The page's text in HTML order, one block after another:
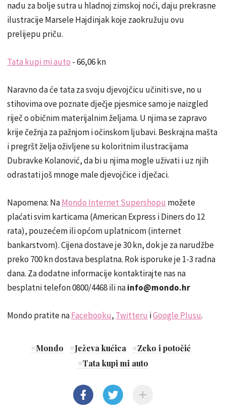
nadu za bolje sutra u hladnoj zimskoj noći, daju prekrasne
ilustracije Marsele Hajdinjak koje zaokružuju ovu
prelijepu priču.
Tata kupi mi auto - 66,06 kn
Naravno da će tata za svoju djevojčicu učiniti sve, no u
stihovima ove poznate dječje pjesmice samo je naizgled
riječ o običnim materijalnim željama. U njima se zapravo
krije čežnja za pažnjom i očinskom ljubavi. Beskrajna mašta
i pregršt želja oživljene su koloritnim ilustracijama
Dubravke Kolanović, da bi u njima mogle uživati i uz njih
odrastati još mnoge male djevojčice i dječaci.
Napomena: NaMondo Internet Supershopu možete
plaćati svim karticama (American Express i Diners do 12
rata), pouzećem ili općom uplatnicom (internet
bankarstvom). Cijena dostave je 30 kn, dok je za narudžbe
preko 700 kn dostava besplatna. Rok isporuke je 1-3 radna
dana. Za dodatne informacije kontaktirajte nas na
besplatni telefon 0800/4468 ili nainfo@mondo.hr
Mondo pratite naFacebooku, Twitteru iGoogle Plusu.
#Mondo #Ježeva kućica #Zeko i potočić
#Tata kupi mi auto